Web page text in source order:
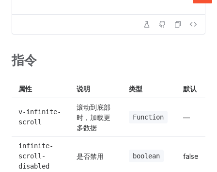
6
9
指令
属性 说明 类型 默认
v-infinite-
scroll
滚动到底部
时，加载更
多数据
Function —
infinite-
scroll-
disabled
是否禁用 boolean false